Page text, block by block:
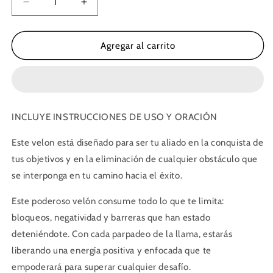
Reducir
cantidad
para
Arrasa
Aumentar
cantidad
para
Velón
Arrasa
Agregar al carrito
INCLUYE INSTRUCCIONES DE USO Y ORACIÓN
Este velon está diseñado para ser tu aliado en la conquista de
tus objetivos y en la eliminación de cualquier obstáculo que
se interponga en tu camino hacia el éxito.
Este poderoso velón consume todo lo que te limita:
bloqueos, negatividad y barreras que han estado
deteniéndote. Con cada parpadeo de la llama, estarás
liberando una energía positiva y enfocada que te
empoderará para superar cualquier desafío.